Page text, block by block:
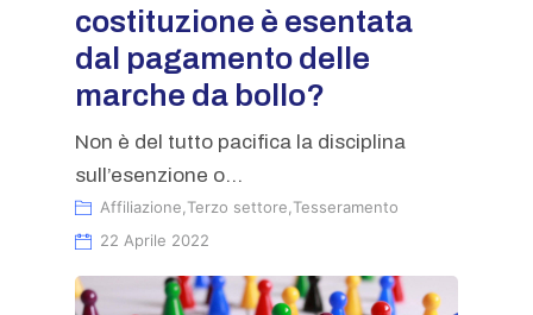
costituzione è esentata
dal pagamento delle
marche da bollo?
Non è del tutto pacifica la disciplina
sull’esenzione o...
Affiliazione Terzo settore Tesseramento
22 Aprile 2022